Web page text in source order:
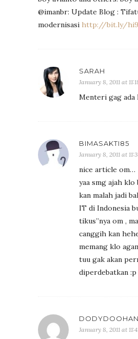
@imanbr: Update Blog :
modernisasi http://bit.ly/
SARAH
January 8, 2011 at
Menteri gag ada
BIMASAKTI85
January 8, 2011 at
nice article om…
yaa smg ajah
kan malah jadi
IT di Indonesia
tikus”nya om ,
canggih kan
memang klo
tuu gak akan
diperdebatkan :p
DODYDOOHAN
January 8, 2011 at